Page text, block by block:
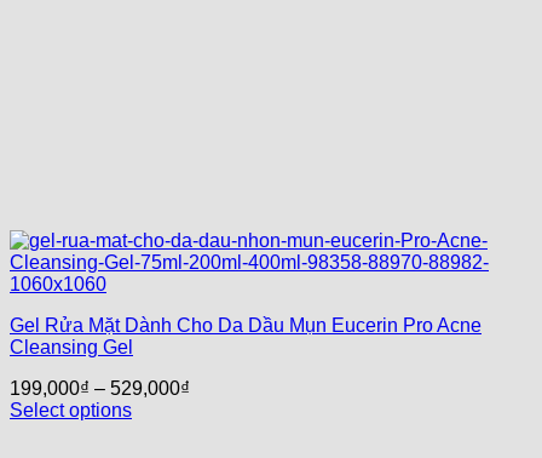
Gel Rửa Mặt Dành Cho Da Dầu Mụn Eucerin Pro Acne
Cleansing Gel
199,000₫ – 529,000₫
Select options